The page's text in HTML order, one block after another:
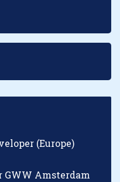
(Europe)
GWW Amsterdam